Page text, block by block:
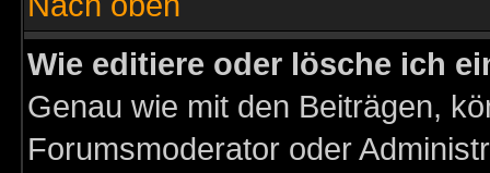
Wie editiere oder lösche ich
Genau wie mit den Beiträgen,
Forumsmoderator oder